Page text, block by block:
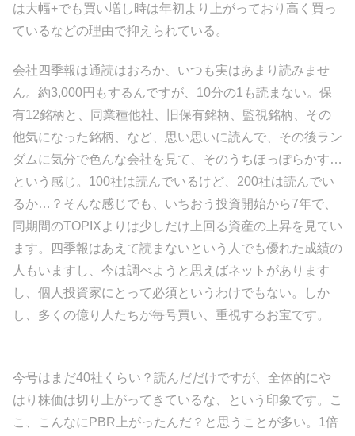
は大幅+でも買い増し時は年初より上がっており高く買っ
ているなどの理由で抑えられている。
会社四季報は通読はおろか、いつも実はあまり読みませ
ん。約3,000円もするんですが、10分の1も読まない。保
有12銘柄と、同業種他社、旧保有銘柄、監視銘柄、その
他気になった銘柄、など、思い思いに読んで、その後ラン
ダムに気分で色んな会社を見て、そのうちほっぽらかす…
という感じ。100社は読んでいるけど、200社は読んでい
るか…？そんな感じでも、いちおう投資開始から7年で、
同期間のTOPIXよりは少しだけ上回る資産の上昇を見てい
ます。四季報はあえて読まないという人でも優れた成績の
人もいますし、今は調べようと思えばネットがあります
し、個人投資家にとって必須というわけでもない。しか
し、多くの億り人たちが毎号買い、重視するお宝です。
今号はまだ40社くらい？読んだだけですが、全体的にや
はり株価は切り上がってきているな、という印象です。こ
こ、こんなにPBR上がったんだ？と思うことが多い。1倍